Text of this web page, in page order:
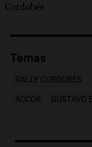
Cordobés
Temas
RALLY CORDOBÉS
ACCOR GUSTAVO